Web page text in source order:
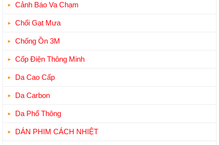
Cảnh Báo Va Chạm
Chổi Gạt Mưa
Chống Ồn 3M
Cốp Điện Thông Minh
Da Cao Cấp
Da Carbon
Da Phổ Thông
DÁN PHIM CÁCH NHIỆT